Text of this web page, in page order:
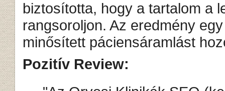
biztosította, hogy a tartalom a
rangsoroljon. Az eredmény
minősített páciensáramlást
Pozitív Review: